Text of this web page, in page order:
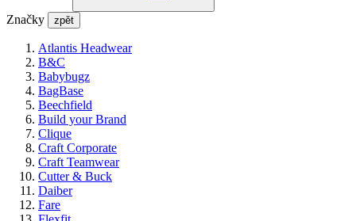
Značky zpět
Atlantis Headwear
B&C
Babybugz
BagBase
Beechfield
Build your Brand
Clique
Craft Corporate
Craft Teamwear
Cutter & Buck
Daiber
Fare